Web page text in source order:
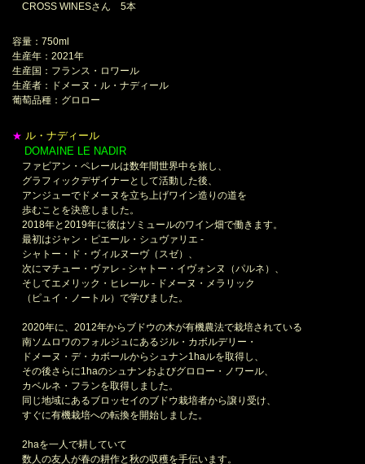
CROSS WINESさん 5本
容量：750ml
生産年：2021年
生産国：フランス・ロワール
生産者：ドメーヌ・ル・ナディール
葡萄品種：グロロー
★ ル・ナディール
DOMAINE LE NADIR
ファビアン・ペレールは数年間世界中を旅し、
グラフィックデザイナーとして活動した後、
アンジューでドメーヌを立ち上げワイン造りの道を
歩むことを決意しました。
2018年と2019年に彼はソミュールのワイン畑で働きます。
最初はジャン・ピエール・シュヴァリエ -
シャトー・ド・ヴィルヌーヴ（スゼ）、
次にマチュー・ヴァレ - シャトー・イヴォンヌ（パルネ）、
そしてエメリック・ヒレール - ドメーヌ・メラリック
（ピュイ・ノートル）で学びました。
2020年に、2012年からブドウの木が有機農法で栽培されている
南ソムロワのフォルジュにあるジル・カボルデリー・
ドメーヌ・デ・カボールからシュナン1haルを取得し、
その後さらに1haのシュナンおよびグロロー・ノワール、
カベルネ・フランを取得しました。
同じ地域にあるブロッセイのブドウ栽培者から譲り受け、
すぐに有機栽培への転換を開始しました。
2haを一人で耕していて
数人の友人が春の耕作と秋の収穫を手伝います。